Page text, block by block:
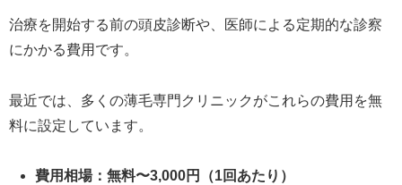
治療を開始する前の頭皮診断や、医師による定期的な診察
にかかる費用です。
最近では、多くの薄毛専門クリニックがこれらの費用を無
料に設定しています。
費用相場：無料〜3,000円（1回あたり）